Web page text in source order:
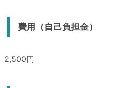
費用（自己負担金）
2,500円